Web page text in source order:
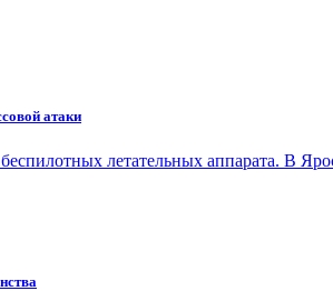
атаки
летательных аппарата. В